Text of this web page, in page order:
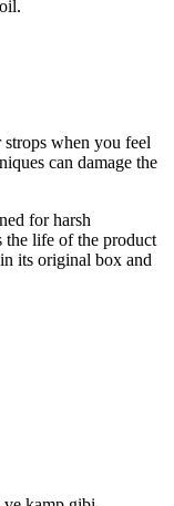
strops when you feel
can damage the
for harsh
the life of the product
its original box and